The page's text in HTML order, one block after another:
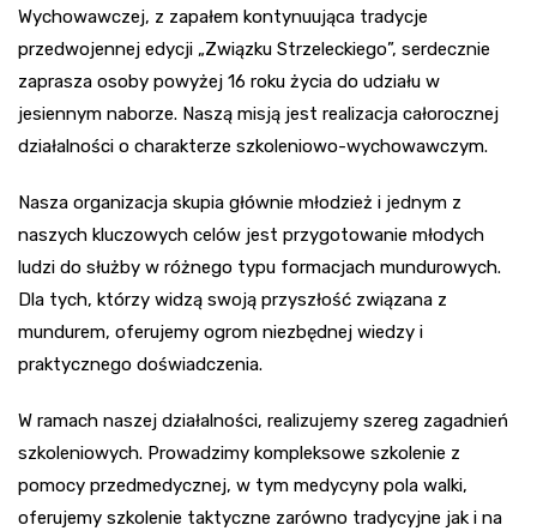
Wychowawczej, z zapałem kontynuująca tradycje
przedwojennej edycji „Związku Strzeleckiego”, serdecznie
zaprasza osoby powyżej 16 roku życia do udziału w
jesiennym naborze. Naszą misją jest realizacja całorocznej
działalności o charakterze szkoleniowo-wychowawczym.
Nasza organizacja skupia głównie młodzież i jednym z
naszych kluczowych celów jest przygotowanie młodych
ludzi do służby w różnego typu formacjach mundurowych.
Dla tych, którzy widzą swoją przyszłość związana z
mundurem, oferujemy ogrom niezbędnej wiedzy i
praktycznego doświadczenia.
W ramach naszej działalności, realizujemy szereg zagadnień
szkoleniowych. Prowadzimy kompleksowe szkolenie z
pomocy przedmedycznej, w tym medycyny pola walki,
oferujemy szkolenie taktyczne zarówno tradycyjne jak i na